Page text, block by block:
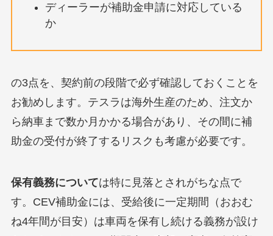
ディーラーが補助金申請に対応している
か
の3点を、契約前の段階で必ず確認しておくことを
お勧めします。テスラは海外生産のため、注文か
ら納車まで数か月かかる場合があり、その間に補
助金の受付が終了するリスクも考慮が必要です。
保有義務については特に見落とされがちな点で
す。CEV補助金には、受給後に一定期間（おおむ
ね4年間が目安）は車両を保有し続ける義務が設け